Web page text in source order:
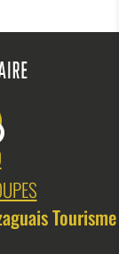
sur Youtube
nous sur
Tourisme